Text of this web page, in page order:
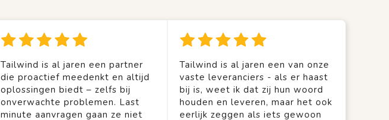
Tailwind is al jaren een partner
die proactief meedenkt en altijd
oplossingen biedt – zelfs bij
onverwachte problemen. Last
minute aanvragen gaan ze niet
Tailwind is al jaren een van onze
vaste leveranciers - als er haast
bij is, weet ik dat zij hun woord
houden en leveren, maar het ook
eerlijk zeggen als iets gewoon